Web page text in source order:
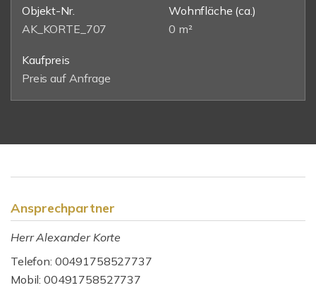
Objekt-Nr.
AK_KORTE_707
Wohnfläche (ca.)
0 m²
Kaufpreis
Preis auf Anfrage
Ansprechpartner
Herr Alexander Korte
Telefon: 00491758527737
Mobil: 00491758527737